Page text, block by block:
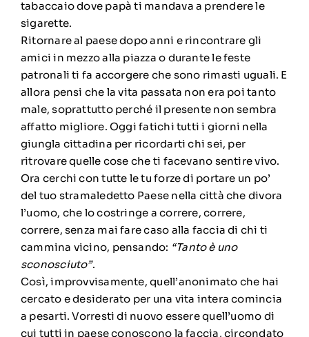
tabaccaio dove papà ti mandava a prendere le
sigarette.
Ritornare al paese dopo anni e rincontrare gli
amici in mezzo alla piazza o durante le feste
patronali ti fa accorgere che sono rimasti uguali. E
allora pensi che la vita passata non era poi tanto
male, soprattutto perché il presente non sembra
affatto migliore. Oggi fatichi tutti i giorni nella
giungla cittadina per ricordarti chi sei, per
ritrovare quelle cose che ti facevano sentire vivo.
Ora cerchi con tutte le tu forze di portare un po’
del tuo stramaledetto Paese nella città che divora
l’uomo, che lo costringe a correre, correre,
correre, senza mai fare caso alla faccia di chi ti
cammina vicino, pensando: “Tanto è uno
sconosciuto”.
Così, improvvisamente, quell’anonimato che hai
cercato e desiderato per una vita intera comincia
a pesarti. Vorresti di nuovo essere quell’uomo di
cui tutti in paese conoscono la faccia, circondato